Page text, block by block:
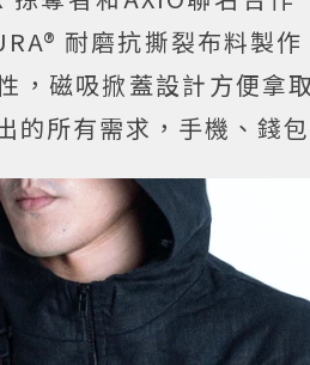
耐磨抗撕裂布料製
，磁吸掀蓋設計方便
的所有需求，手機、錢